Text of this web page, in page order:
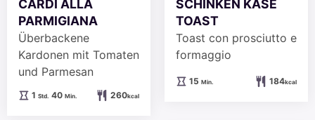
CARDI ALLA
PARMIGIANA
Überbackene
Kardonen mit Tomaten
und Parmesan
1Stunde
Std. 40Minuten
Min. 260kcal
SCHINKEN KÄSE
TOAST
Toast con prosciutto e
formaggio
15Minuten
Min. 184kcal